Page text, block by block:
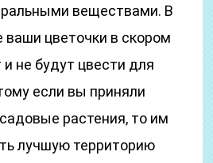
веществами. В
ваши цветочки в скором
не будут цвести для
если вы приняли
растения, то им
лучшую территорию